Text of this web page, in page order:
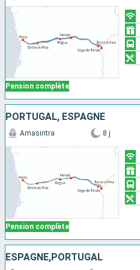
Pension complète
PORTUGAL, ESPAGNE
Pension complète
Amasintra 8 j
ESPAGNE,PORTUGAL